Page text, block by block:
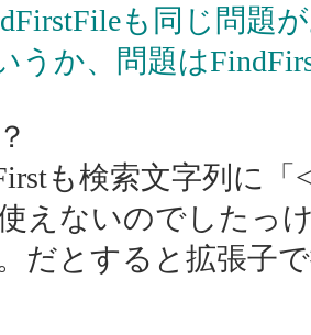
も同じ問題
うか、問題は
も検索文字列に
えないのでしたっ
だとすると拡張子